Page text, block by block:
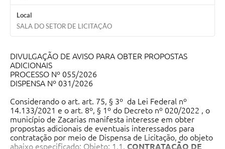
Local
SALA DO SETOR DE LICITAÇÃO
DIVULGAÇÃO DE AVISO PARA OBTER PROPOSTAS
ADICIONAIS
PROCESSO Nº 055/2026
DISPENSA Nº 031/2026
Considerando o art. art. 75, § 3º da Lei Federal nº
14.133/2021 e o art. 8º, § 1º do Decreto nº 020/2022 , o
município de Zacarias manifesta interesse em obter
propostas adicionais de eventuais interessados para
contratação por meio de Dispensa de Licitação, do objeto
abaixo especificado: Objeto: 1.1. CONTRATAÇÃO DE